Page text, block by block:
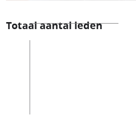
Totaal aantal leden